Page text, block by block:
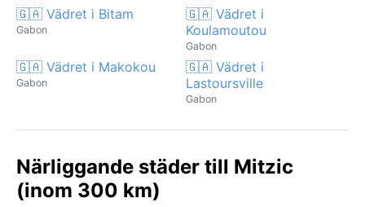
🇬🇦 Vädret i Bitam
Gabon
🇬🇦 Vädret i
Koulamoutou
Gabon
🇬🇦 Vädret i Makokou
Gabon
🇬🇦 Vädret i
Lastoursville
Gabon
Närliggande städer till Mitzic
(inom 300 km)